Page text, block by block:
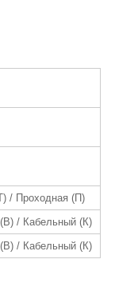
/ Проходная (П)
/ Кабельный (К)
/ Кабельный (К)